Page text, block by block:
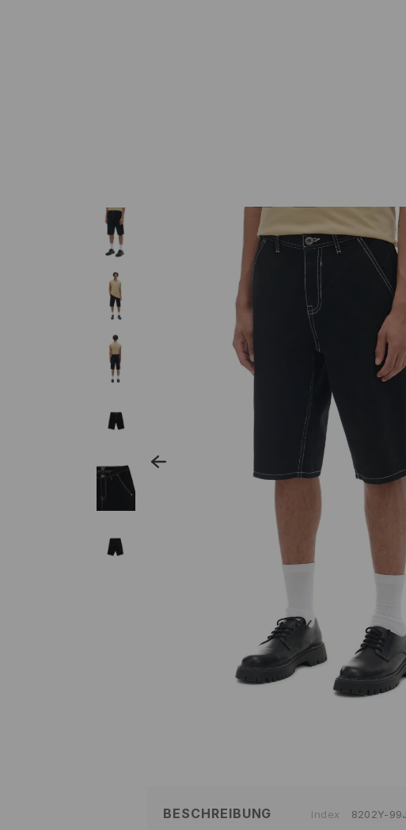
BESCHREIBUNG Index 8202Y-99J